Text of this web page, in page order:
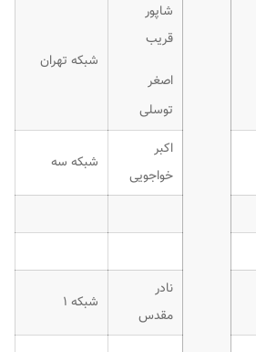
شاپور
قریب
اصغر
توسلی
شبکه تهران
اکبر
خواجویی
شبکه سه
نادر
مقدس
شبکه ۱